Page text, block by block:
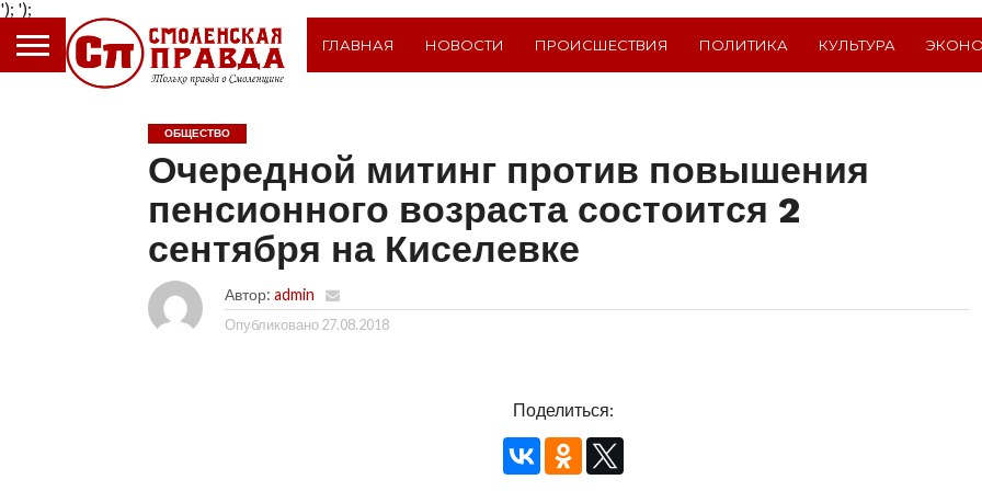
');
ГЛАВНАЯ НОВОСТИ ПРОИСШЕСТВИЯ ПОЛИТИКА КУЛЬТУРА
ОБЩЕСТВО
Очередной митинг против повышения
пенсионного возраста состоится 2
сентября на Киселевке
Автор: admin
Опубликовано 27.08.2018
Поделиться:
');